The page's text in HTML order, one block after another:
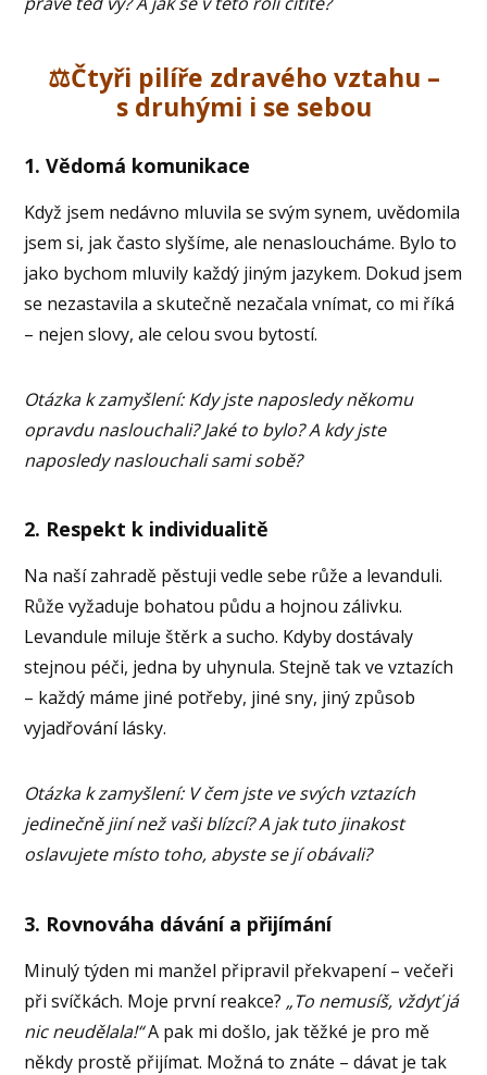
⚖️Čtyři pilíře zdravého vztahu –
s druhými i se sebou
1. Vědomá komunikace
Když jsem nedávno mluvila se svým synem, uvědomila
jsem si, jak často slyšíme, ale nenasloucháme. Bylo to
jako bychom mluvily každý jiným jazykem. Dokud jsem
se nezastavila a skutečně nezačala vnímat, co mi říká
– nejen slovy, ale celou svou bytostí.
Otázka k zamyšlení: Kdy jste naposledy někomu
opravdu naslouchali? Jaké to bylo? A kdy jste
naposledy naslouchali sami sobě?
2. Respekt k individualitě
Na naší zahradě pěstuji vedle sebe růže a levanduli.
Růže vyžaduje bohatou půdu a hojnou zálivku.
Levandule miluje štěrk a sucho. Kdyby dostávaly
stejnou péči, jedna by uhynula. Stejně tak ve vztazích
– každý máme jiné potřeby, jiné sny, jiný způsob
vyjadřování lásky.
Otázka k zamyšlení: V čem jste ve svých vztazích
jedinečně jiní než vaši blízcí? A jak tuto jinakost
oslavujete místo toho, abyste se jí obávali?
3. Rovnováha dávání a přijímání
Minulý týden mi manžel připravil překvapení – večeři
při svíčkách. Moje první reakce? „To nemusíš, vždyť já
nic neudělala!“A pak mi došlo, jak těžké je pro mě
někdy prostě přijímat. Možná to znáte – dávat je tak